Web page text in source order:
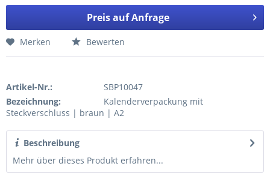
Preis auf Anfrage
Merken Bewerten
Artikel-Nr.:
SBP10047
Bezeichnung:
Kalenderverpackung mit
Steckverschluss | braun | A2
Beschreibung
Mehr über dieses Produkt erfahren...